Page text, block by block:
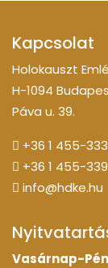
Kapcsolat
Holokauszt
H-1094
Páva u. 39.
+36 1 455-
+36 1 455-
info@hdke.hu
Vasárnap-